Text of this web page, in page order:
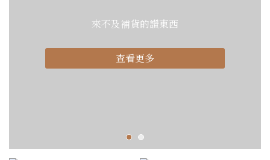
來不及補貨的讚東西
查看更多